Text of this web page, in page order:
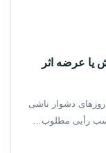
نشر یا پخش یا عرضه اثر
دشوار ناشی
رأیی مطلوب…